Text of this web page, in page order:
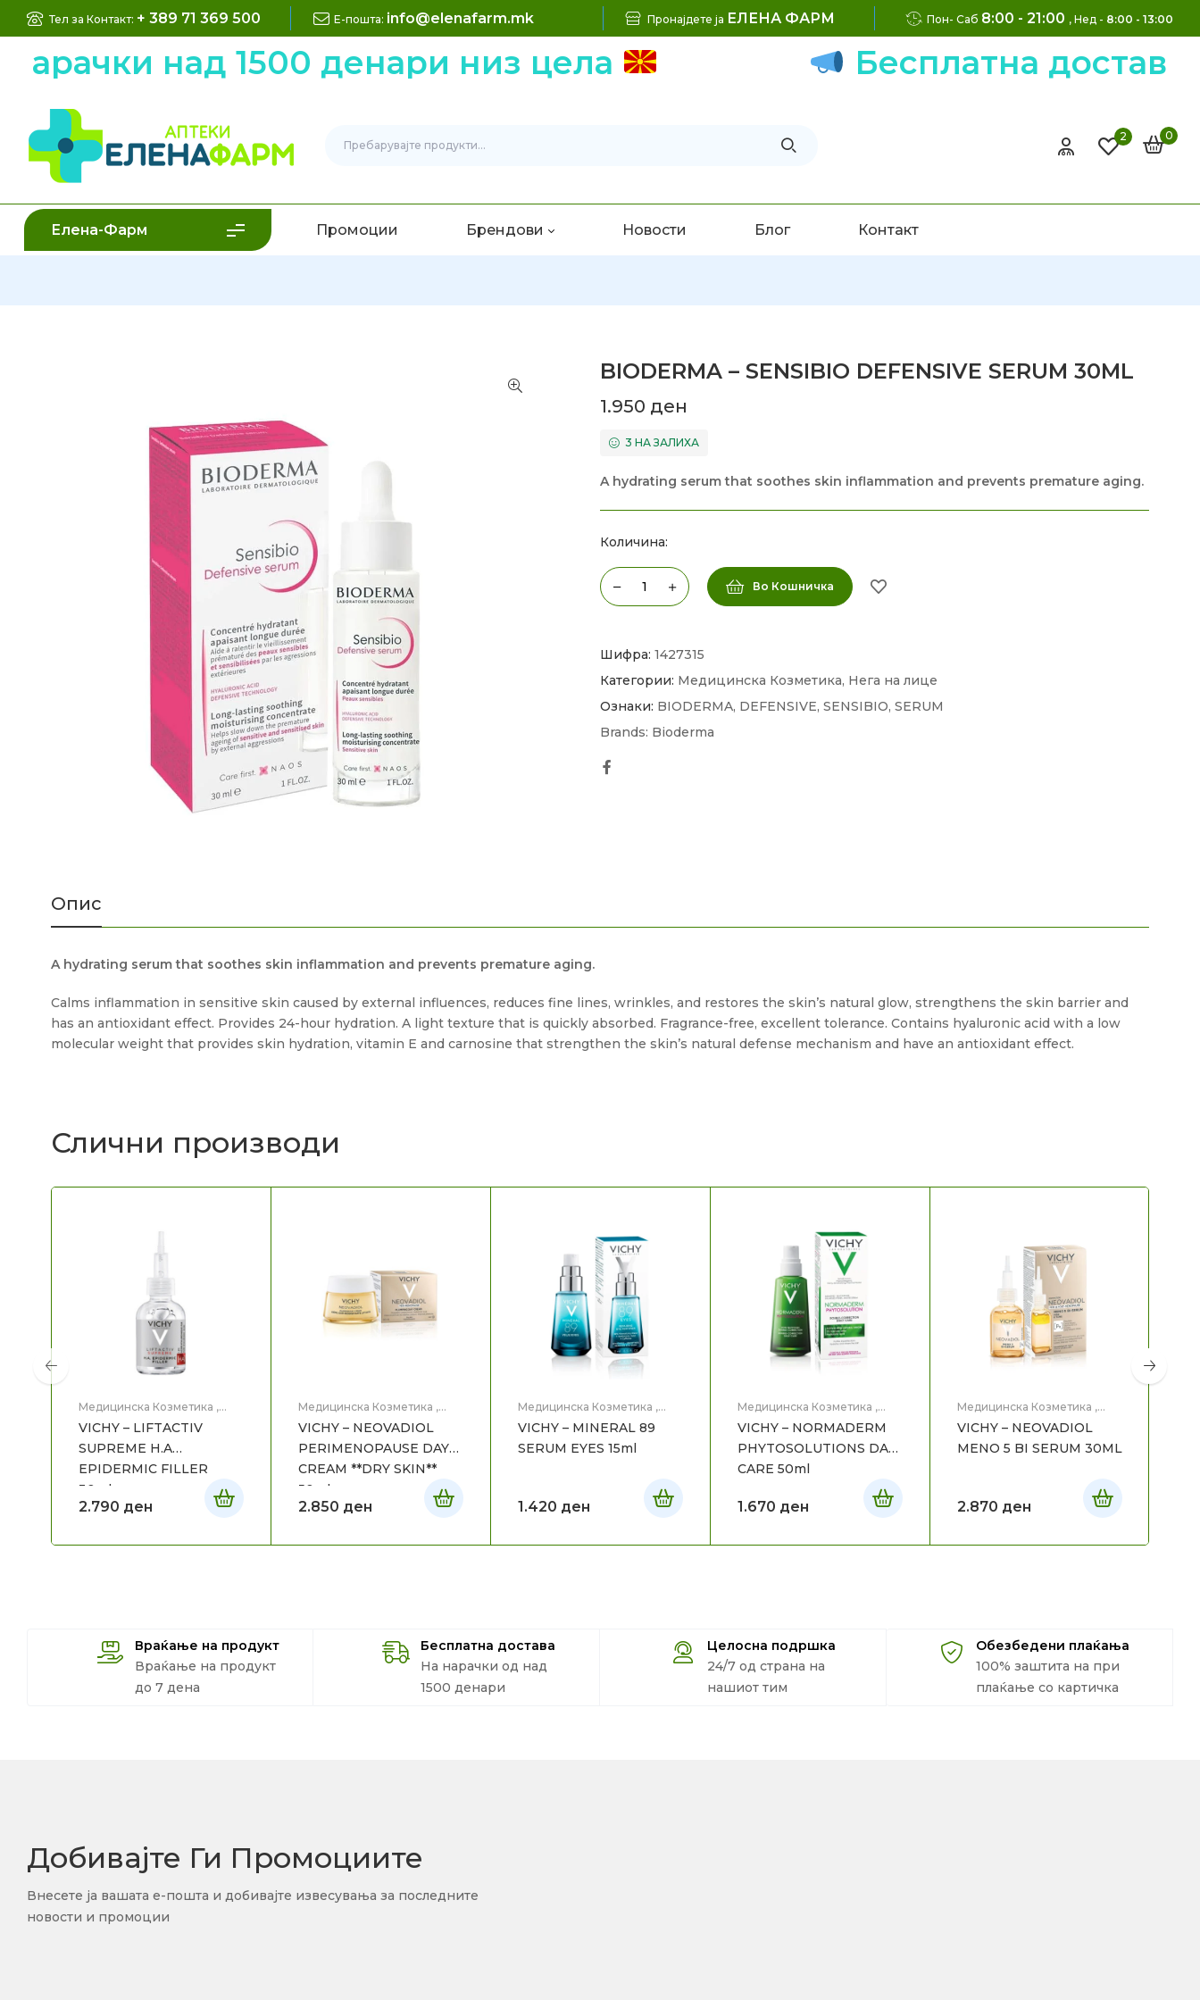
Тел за Контакт: + 389 71 369 500 Е-пошта: info@elenafarm.mk Пронајдете ја ЕЛЕНА ФАРМ Пон- Саб 8:00 - 21:00 , Нед - 8:00 - 13:00
над 1500 денари низ цела Бесплатна достава
2 0
Елена-Фарм Промоции Брендови Новости Блог Контакт
BIODERMA – SENSIBIO DEFENSIVE SERUM 30ML
1.950 ден
3 НА ЗАЛИХА
A hydrating serum that soothes skin inflammation and prevents premature aging.
Количина:
Во Кошничка
Шифра: 1427315
Категории: Медицинска Козметика, Нега на лице
Ознаки: BIODERMA, DEFENSIVE, SENSIBIO, SERUM
Brands: Bioderma
Опис
A hydrating serum that soothes skin inflammation and prevents premature aging.
Calms inflammation in sensitive skin caused by external influences, reduces fine lines, wrinkles, and restores the skin’s natural glow, strengthens the skin barrier and
has an antioxidant effect. Provides 24-hour hydration. A light texture that is quickly absorbed. Fragrance-free, excellent tolerance. Contains hyaluronic acid with a low
molecular weight that provides skin hydration, vitamin E and carnosine that strengthen the skin’s natural defense mechanism and have an antioxidant effect.
Слични производи
Медицинска Козметика ,
VICHY – LIFTACTIV
SUPREME H.A
EPIDERMIC FILLER
30ml
2.790 ден
Медицинска Козметика ,
VICHY – NEOVADIOL
PERIMENOPAUSE DAY
CREAM **DRY SKIN**
50ml
2.850 ден
Медицинска Козметика ,
VICHY – MINERAL 89
SERUM EYES 15ml
1.420 ден
Медицинска Козметика ,
VICHY – NORMADERM
PHYTOSOLUTIONS DAY
CARE 50ml
1.670 ден
Медицинска Козметика ,
VICHY – NEOVADIOL
MENO 5 BI SERUM 30ML
2.870 ден
Враќање на продукт
Враќање на продукт
до 7 дена
Бесплатна достава
На нарачки од над
1500 денари
Целосна подршка
24/7 од страна на
нашиот тим
Обезбедени плаќања
100% заштита на при
плаќање со картичка
Добивајте Ги Промоциите
Внесете ја вашата е-пошта и добивајте извесувања за последните
новости и промоции